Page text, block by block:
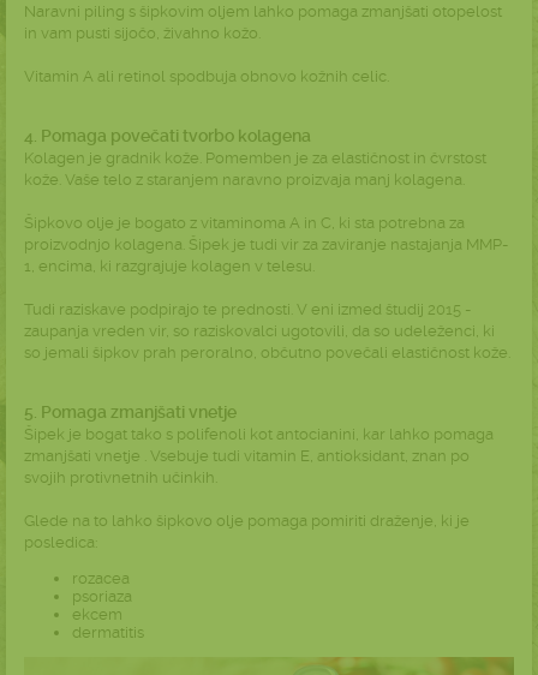
Naravni piling s šipkovim oljem lahko pomaga zmanjšati otopelost
in vam pusti sijočo, živahno kožo.
Vitamin A ali retinol spodbuja obnovo kožnih celic.
4. Pomaga povečati tvorbo kolagena
Kolagen je gradnik kože. Pomemben je za elastičnost in čvrstost
kože. Vaše telo z staranjem naravno proizvaja manj kolagena.
Šipkovo olje je bogato z vitaminoma A in C, ki sta potrebna za
proizvodnjo kolagena. Šipek je tudi vir za zaviranje nastajanja MMP-
1, encima, ki razgrajuje kolagen v telesu.
Tudi raziskave podpirajo te prednosti. V eni izmed študij 2015 -
zaupanja vreden vir, so raziskovalci ugotovili, da so udeleženci, ki
so jemali šipkov prah peroralno, občutno povečali elastičnost kože.
5. Pomaga zmanjšati vnetje
Šipek je bogat tako s polifenoli kot antocianini, kar lahko pomaga
zmanjšati vnetje . Vsebuje tudi vitamin E, antioksidant, znan po
svojih protivnetnih učinkih.
Glede na to lahko šipkovo olje pomaga pomiriti draženje, ki je
posledica:
rozacea
psoriaza
ekcem
dermatitis